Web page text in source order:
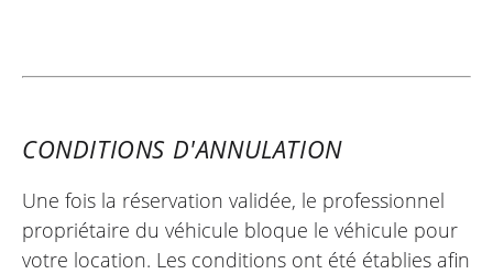
CONDITIONS D'ANNULATION
Une fois la réservation validée, le professionnel
propriétaire du véhicule bloque le véhicule pour
votre location. Les conditions ont été établies afin